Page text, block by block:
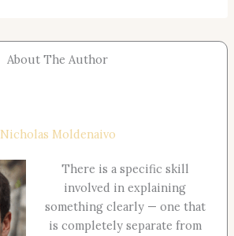
About The Author
Nicholas Moldenaivo
There is a specific skill
involved in explaining
something clearly — one that
is completely separate from